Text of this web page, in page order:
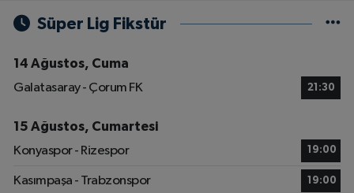
Süper Lig Fikstür
14 Ağustos, Cuma
Galatasaray - Çorum FK
21:30
15 Ağustos, Cumartesi
Konyaspor - Rizespor
19:00
Kasımpaşa - Trabzonspor 19:00